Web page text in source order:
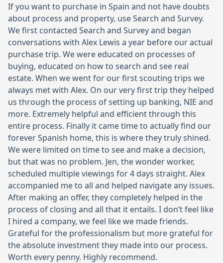
If you want to purchase in Spain and not have doubts
about process and property, use Search and Survey.
We first contacted Search and Survey and began
conversations with Alex Lewis a year before our actual
purchase trip. We were educated on processes of
buying, educated on how to search and see real
estate. When we went for our first scouting trips we
always met with Alex. On our very first trip they helped
us through the process of setting up banking, NIE and
more. Extremely helpful and efficient through this
entire process. Finally it came time to actually find our
forever Spanish home, this is where they truly shined.
We were limited on time to see and make a decision,
but that was no problem. Jen, the wonder worker,
scheduled multiple viewings for 4 days straight. Alex
accompanied me to all and helped navigate any issues.
After making an offer, they completely helped in the
process of closing and all that it entails. I don’t feel like
I hired a company, we feel like we made friends.
Grateful for the professionalism but more grateful for
the absolute investment they made into our process.
Worth every penny. Highly recommend.